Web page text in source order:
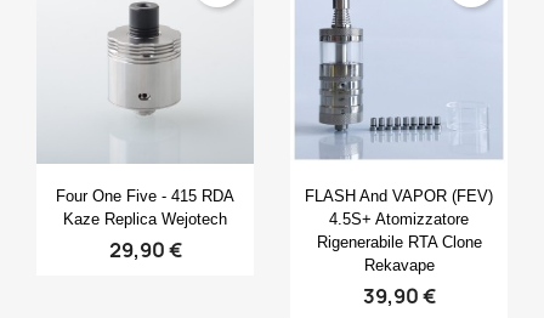
Anteprima
Four One Five - 415 RDA
Kaze Replica Wejotech
29,90 €
Anteprima
FLASH And VAPOR (FEV)
4.5S+ Atomizzatore
Rigenerabile RTA Clone
Rekavape
39,90 €